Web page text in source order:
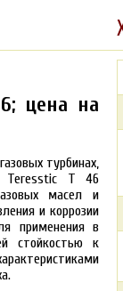
цена на
турбинах,
Teresstic T 46
масел и
и коррозии
применения в
стойкостью к